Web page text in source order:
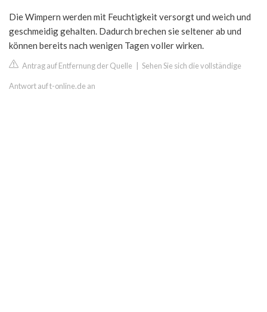
Die Wimpern werden mit Feuchtigkeit versorgt und weich und
geschmeidig gehalten. Dadurch brechen sie seltener ab und
können bereits nach wenigen Tagen voller wirken.
Antrag auf Entfernung der Quelle Sehen Sie sich die vollständige
Antwort auf t-online.de an